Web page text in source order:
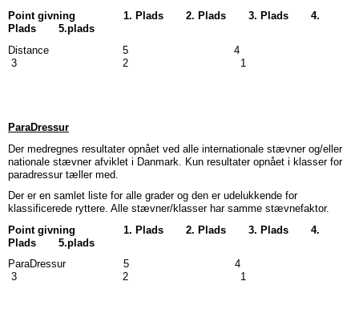
Point givning
1. Plads 2. Plads 3. Plads 4.
Plads 5.plads
Distance 5 4
3 2 1
ParaDressur
Der medregnes resultater opnået ved alle internationale stævner og/eller
nationale stævner afviklet i Danmark. Kun resultater opnået i klasser for
paradressur tæller med.
Der er en samlet liste for alle grader og den er udelukkende for
klassificerede ryttere. Alle stævner/klasser har samme stævnefaktor.
Point givning
1. Plads 2. Plads 3. Plads 4.
Plads 5.plads
ParaDressur 5 4
3 2 1